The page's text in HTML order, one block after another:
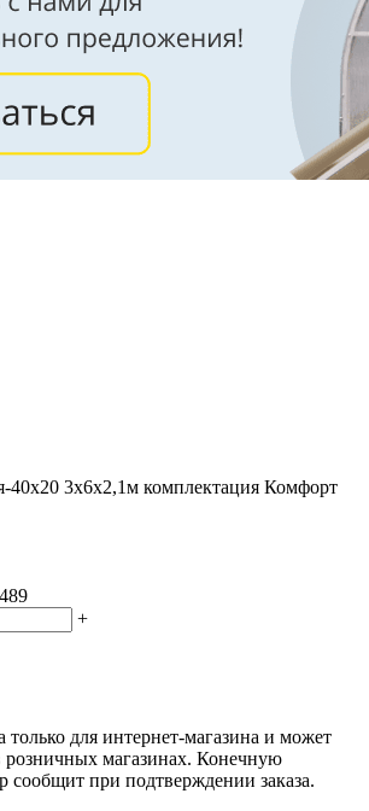
40х20 3х6х2,1м комплектация Комфорт
+
только для интернет-магазина и может
розничных магазинах. Конечную
сообщит при подтверждении заказа.